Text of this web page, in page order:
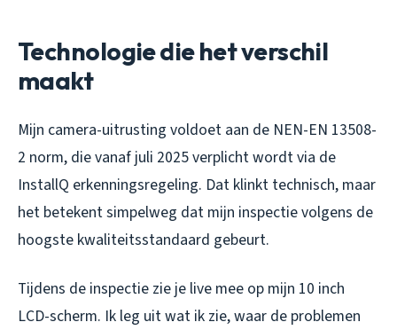
Technologie die het verschil
maakt
Mijn camera-uitrusting voldoet aan de NEN-EN 13508-
2 norm, die vanaf juli 2025 verplicht wordt via de
InstallQ erkenningsregeling. Dat klinkt technisch, maar
het betekent simpelweg dat mijn inspectie volgens de
hoogste kwaliteitsstandaard gebeurt.
Tijdens de inspectie zie je live mee op mijn 10 inch
LCD-scherm. Ik leg uit wat ik zie, waar de problemen